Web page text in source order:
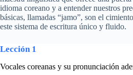
idioma coreano y a entender nuestros
básicas, llamadas “jamo”, son el
este sistema de escritura único y fluido.
Lección 1
Vocales coreanas y su pronunciación